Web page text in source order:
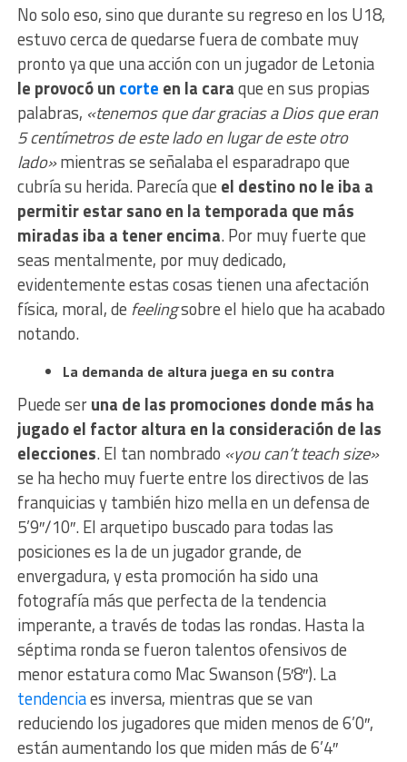
No solo eso, sino que durante su regreso en los U18,
estuvo cerca de quedarse fuera de combate muy
pronto ya que una acción con un jugador de Letonia
le provocó un corte en la caraque en sus propias
palabras, «tenemos que dar gracias a Dios que eran
5 centímetros de este lado en lugar de este otro
lado»mientras se señalaba el esparadrapo que
cubría su herida. Parecía que el destino no le iba a
permitir estar sano en la temporada que más
miradas iba a tener encima. Por muy fuerte que
seas mentalmente, por muy dedicado,
evidentemente estas cosas tienen una afectación
física, moral, de feelingsobre el hielo que ha acabado
notando.
La demanda de altura juega en su contra
Puede seruna de las promociones donde más ha
jugado el factor altura en la consideración de las
elecciones. El tan nombrado «you can’t teach size»
se ha hecho muy fuerte entre los directivos de las
franquicias y también hizo mella en un defensa de
5’9″/10″. El arquetipo buscado para todas las
posiciones es la de un jugador grande, de
envergadura, y esta promoción ha sido una
fotografía más que perfecta de la tendencia
imperante, a través de todas las rondas. Hasta la
séptima ronda se fueron talentos ofensivos de
menor estatura como Mac Swanson (5′8″). La
tendenciaes inversa, mientras que se van
reduciendo los jugadores que miden menos de 6’0″,
están aumentando los que miden más de 6’4″